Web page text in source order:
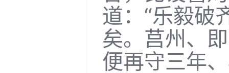
道：“乐毅破
矣。莒州、
便再守三年